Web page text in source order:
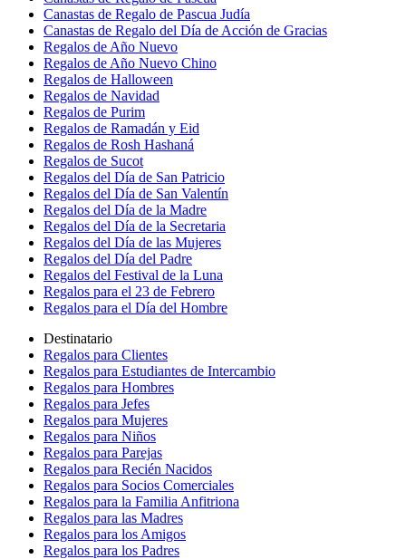
Canastas de Regalo de Pascua Judía
Canastas de Regalo del Día de Acción de Gracias
Regalos de Año Nuevo
Regalos de Año Nuevo Chino
Regalos de Halloween
Regalos de Navidad
Regalos de Purim
Regalos de Ramadán y Eid
Regalos de Rosh Hashaná
Regalos de Sucot
Regalos del Día de San Patricio
Regalos del Día de San Valentín
Regalos del Día de la Madre
Regalos del Día de la Secretaria
Regalos del Día de las Mujeres
Regalos del Día del Padre
Regalos del Festival de la Luna
Regalos para el 23 de Febrero
Regalos para el Día del Hombre
Destinatario
Regalos para Clientes
Regalos para Estudiantes de Intercambio
Regalos para Hombres
Regalos para Jefes
Regalos para Mujeres
Regalos para Niños
Regalos para Parejas
Regalos para Recién Nacidos
Regalos para Socios Comerciales
Regalos para la Familia Anfitriona
Regalos para las Madres
Regalos para los Amigos
Regalos para los Padres